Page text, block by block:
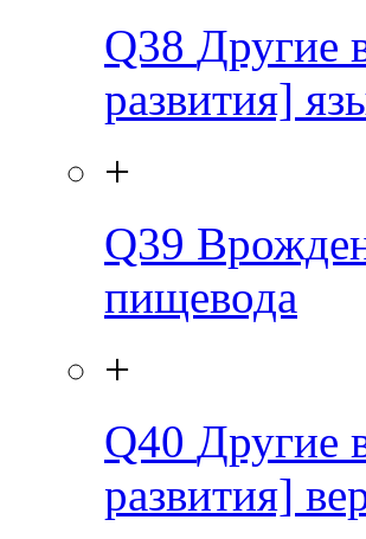
Q38 Другие
развития]
+
Q39
пищевода
+
Q40 Другие
развития]